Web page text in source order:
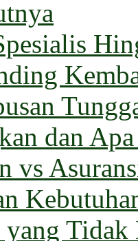
dan
vs
yang